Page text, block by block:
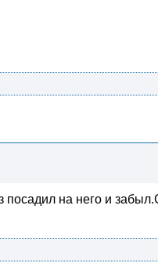
на него и